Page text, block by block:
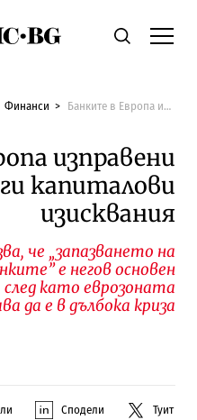
Economic.bgТърсене
Финанси Банките в Европа изправени пред строги капиталови изисквания
изправени
капиталови
изисквания
че „запазването на
е негов основен
като еврозоната
да е в дълбока криза
Сподели Туит